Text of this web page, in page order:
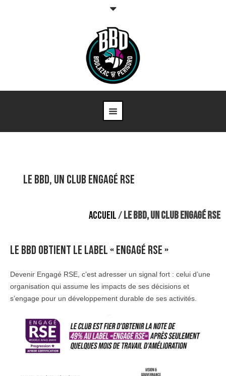
Le BBD, un club Engagé RSE
ACCUEIL/ LE BBD, UN CLUB ENGAGÉ RSE
LE BBD OBTIENT LE LABEL « ENGAGÉ RSE »
Devenir Engagé RSE, c’est adresser un signal fort : celui d’une
organisation qui assume les impacts de ses décisions et
s’engage pour un développement durable de ses activités.